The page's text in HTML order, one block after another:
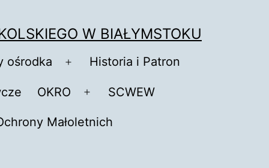
W BIAŁYMSTOKU
ośrodka
Rozwiń
menu
Historia i Patron
OKRO
Rozwiń
menu
SCWEW
Małoletnich